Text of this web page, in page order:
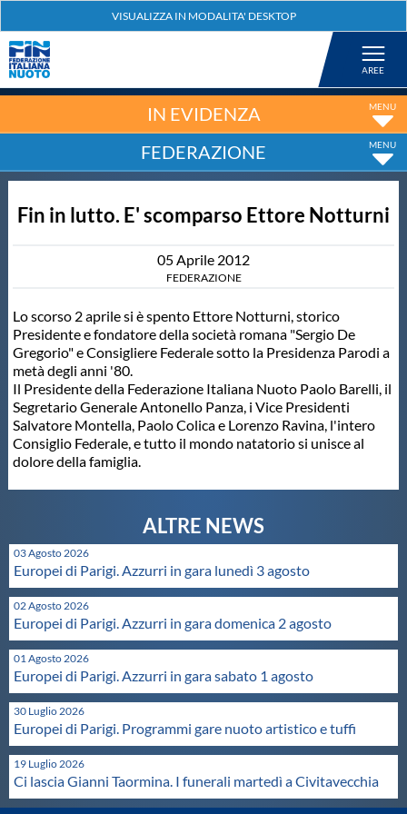
Nuoto
Tuffi
Fondo
Salvamento
Master
Formazione
GUG
Scuole Nuoto
Propaganda
Centri Federali
Area Legislativa
IN EVIDENZA
FEDERAZIONE
Fin in lutto. E' scomparso Ettore Notturni
05Aprile 2012
FEDERAZIONE
Lo scorso 2 aprile si è spento Ettore Notturni, storico
Presidente e fondatore della società romana "Sergio De
Gregorio" e Consigliere Federale sotto la Presidenza Parodi a
metà degli anni '80.
Il Presidente della Federazione Italiana Nuoto Paolo Barelli, il
Segretario Generale Antonello Panza, i Vice Presidenti
Salvatore Montella, Paolo Colica e Lorenzo Ravina, l'intero
Consiglio Federale, e tutto il mondo natatorio si unisce al
dolore della famiglia.
03 Agosto 2026
Europei di Parigi. Azzurri in gara lunedì 3 agosto
02 Agosto 2026
Europei di Parigi. Azzurri in gara domenica 2 agosto
01 Agosto 2026
Europei di Parigi. Azzurri in gara sabato 1 agosto
30 Luglio 2026
Europei di Parigi. Programmi gare nuoto artistico e tuffi
19 Luglio 2026
Ci lascia Gianni Taormina. I funerali martedì a Civitavecchia